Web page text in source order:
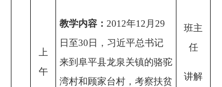
上
午
教学内容： 2012年12月29
日至30日，习近平总书记
来到阜平县龙泉关镇的骆驼
湾村和顾家台村，考察扶贫
班主
任
讲解